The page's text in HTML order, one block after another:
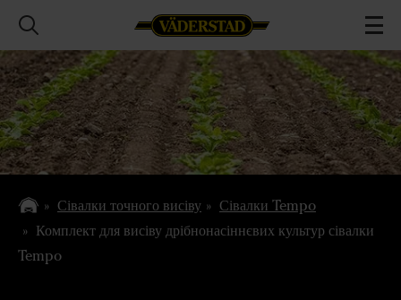
Сівалки точного висіву
Сівалки Tempo
Комплект для висіву дрібнонасіннєвих культур сівалки
Tempo